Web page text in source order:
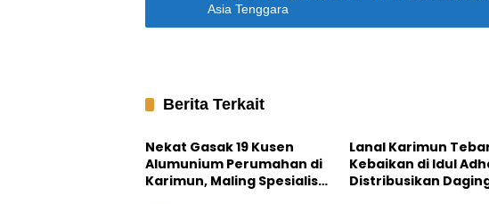
Asia Tenggara
Berita Terkait
Karimun
Nekat Gasak 19 Kusen
Alumunium Perumahan di
Karimun, Maling Spesialis
Lanal Karimun
Kebaikan di Idul
Distribusikan